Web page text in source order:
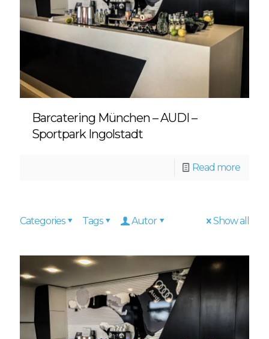
Barcatering München – AUDI –
Sportpark Ingolstadt
Read more
Categories Tags Autor Show all